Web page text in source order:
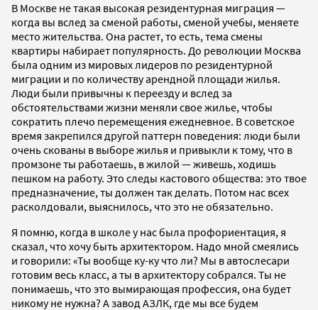
В Москве не такая высокая резидентурная миграция —
когда вы вслед за сменой работы, сменой учебы, меняете
место жительства. Она растет, то есть, тема смены
квартиры набирает популярность. До революции Москва
была одним из мировых лидеров по резидентурной
миграции и по количеству арендной площади жилья.
Люди были привычны к переезду и вслед за
обстоятельствами жизни меняли свое жилье, чтобы
сократить плечо перемещения ежедневное. В советское
время закрепился другой паттерн поведения: люди были
очень скованы в выборе жилья и привыкли к тому, что в
промзоне ты работаешь, в жилой — живешь, ходишь
пешком на работу. Это следы кастового общества: это твое
предназначение, ты должен так делать. Потом нас всех
расколдовали, выяснилось, что это не обязательно.
Я помню, когда в школе у нас была профориентация, я
сказал, что хочу быть архитектором. Надо мной смеялись
и говорили: «Ты вообще ку-ку что ли? Мы в автослесари
готовим весь класс, а ты в архитектору собрался. Ты не
понимаешь, что это вымирающая профессия, она будет
никому не нужна? А завод АЗЛК, где мы все будем